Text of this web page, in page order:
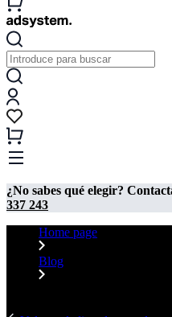
¿No sabes qué elegir?
337 243
Home page
Blog